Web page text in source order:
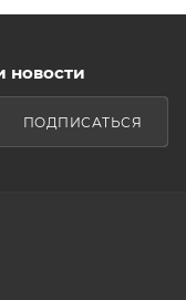
новости
ПОДПИСАТЬСЯ